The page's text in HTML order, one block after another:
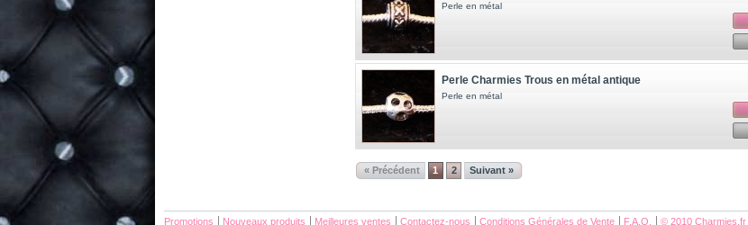
Perle en métal
Perle Charmies Trous en métal antique
Perle en métal
« Précédent 1 2 Suivant »
Promotions Nouveaux produits Meilleures ventes Contactez-nous Conditions Générales de Vente F.A.Q. © 2010 Charmies.fr